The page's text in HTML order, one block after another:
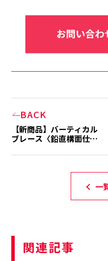
BACK
【新商品】バーティカル
ブレース〈鉛直構面仕
一
関連記事